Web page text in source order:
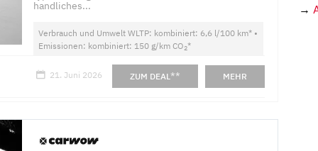
handliches...
Verbrauch und Umwelt WLTP: kombiniert: 6,6 l/100 km* •
Emissionen: kombiniert: 150 g/km CO2*
21. Juni 2026 ZUM DEAL** MEHR
→